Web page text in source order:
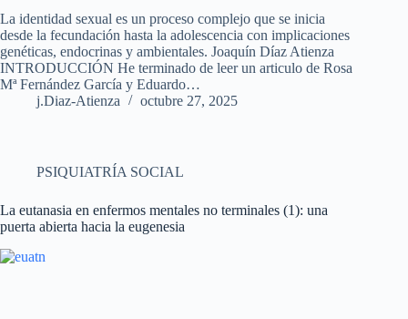
La identidad sexual es un proceso complejo que se inicia
desde la fecundación hasta la adolescencia con implicaciones
genéticas, endocrinas y ambientales. Joaquín Díaz Atienza
INTRODUCCIÓN He terminado de leer un articulo de Rosa
Mª Fernández García y Eduardo…
j.Diaz-Atienza
octubre 27, 2025
PSIQUIATRÍA SOCIAL
La eutanasia en enfermos mentales no terminales (1): una
puerta abierta hacia la eugenesia